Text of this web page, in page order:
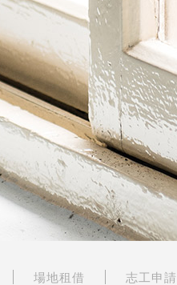
場地租借 志工申請